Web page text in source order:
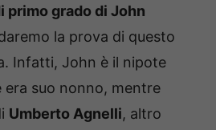
primo grado di John
la prova di questo
Infatti, John è il nipote
era suo nonno, mentre
Umberto Agnelli, altro